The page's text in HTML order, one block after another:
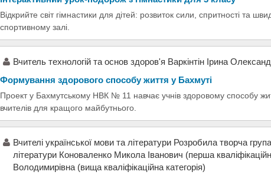
Відкрийте світ гімнастики для дітей: розвиток сили, спритності та
спортивному залі.
Вчитель технологій та основ здоров'я Варкінтін Ірина
Формування здорового способу життя у Бахмуті
Проект у Бахмутському НВК № 11 навчає учнів здоровому способу
вчителів для кращого майбутнього.
Вчителі української мови та літератури Розробила творча
літератури Коноваленко Микола Іванович (перша
Володимирівна (вища кваліфікаційна категорія)